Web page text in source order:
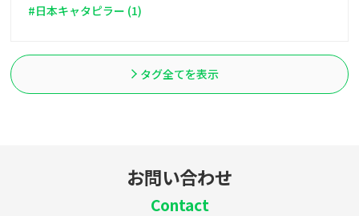
#日本キャタピラー (1)
タグ全てを表示
お問い合わせ
Contact